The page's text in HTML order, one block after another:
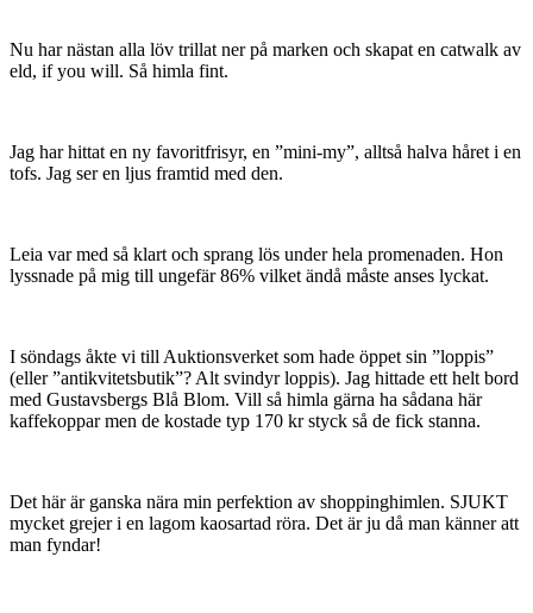
Nu har nästan alla löv trillat ner på marken och skapat en catwalk av
eld, if you will. Så himla fint.
Jag har hittat en ny favoritfrisyr, en ”mini-my”, alltså halva håret i en
tofs. Jag ser en ljus framtid med den.
Leia var med så klart och sprang lös under hela promenaden. Hon
lyssnade på mig till ungefär 86% vilket ändå måste anses lyckat.
I söndags åkte vi till Auktionsverket som hade öppet sin ”loppis”
(eller ”antikvitetsbutik”? Alt svindyr loppis). Jag hittade ett helt bord
med Gustavsbergs Blå Blom. Vill så himla gärna ha sådana här
kaffekoppar men de kostade typ 170 kr styck så de fick stanna.
Det här är ganska nära min perfektion av shoppinghimlen. SJUKT
mycket grejer i en lagom kaosartad röra. Det är ju då man känner att
man fyndar!